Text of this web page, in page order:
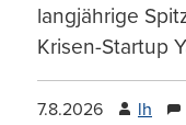
langjährige
Krisen-Startup
7.8.2026 lh